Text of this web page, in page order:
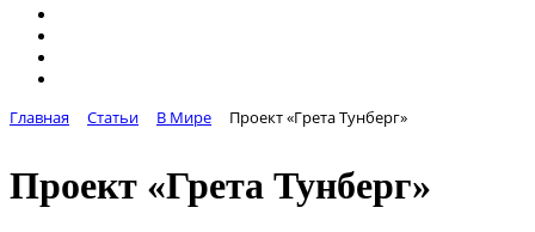
Главная Статьи В Мире Проект «Грета Тунберг»
Проект «Грета Тунберг»